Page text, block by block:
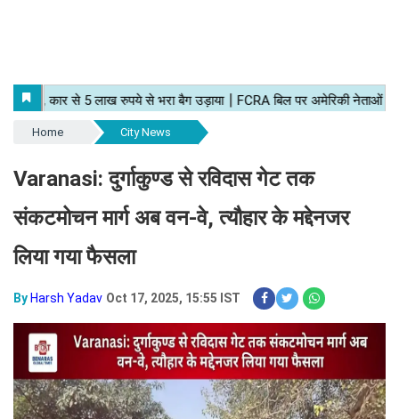
Home City News
Varanasi: दुर्गाकुण्ड से रविदास गेट तक
संकटमोचन मार्ग अब वन-वे, त्यौहार के मद्देनजर
लिया गया फैसला
By Harsh Yadav Oct 17, 2025, 15:55 IST